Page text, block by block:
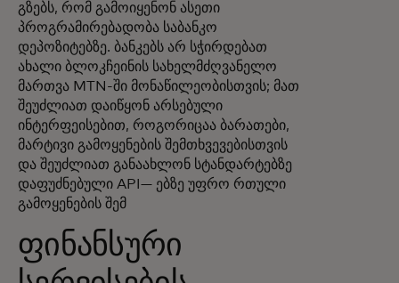
გზებს, რომ გამოიყენონ ასეთი
პროგრამირებადობა საბანკო
დეპოზიტებზე. ბანკებს არ სჭირდებათ
ახალი ბლოკჩეინის სახელმძღვანელო
მართვა MTN-ში მონაწილეობისთვის; მათ
შეუძლიათ დაიწყონ არსებული
ინტერფეისებით, როგორიცაა ბარათები,
მარტივი გამოყენების შემთხვევებისთვის
და შეუძლიათ განაახლონ სტანდარტებზე
დაფუძნებული API— ებზე უფრო რთული
გამოყენების შემ
ფინანსური